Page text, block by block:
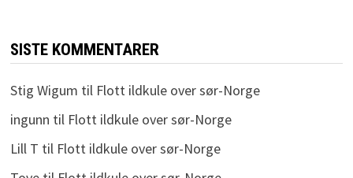
SISTE KOMMENTARER
Stig Wigum til Flott ildkule over sør-Norge
ingunn til Flott ildkule over sør-Norge
Lill T til Flott ildkule over sør-Norge